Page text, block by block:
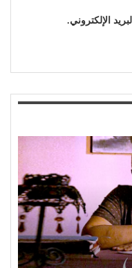
الإلكتروني.